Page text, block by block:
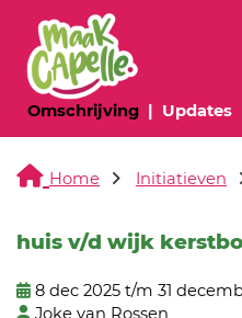
Omschrijving(huidige
Updates
Home Initiatieven
huis v/d wijk
8 dec 2025 t/m 31
Joke van Rossen